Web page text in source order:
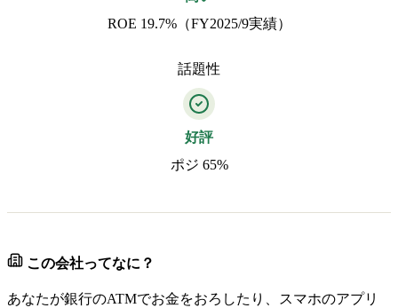
ROE 19.7%（FY2025/9実績）
話題性
好評
ポジ 65%
この会社ってなに？
あなたが銀行のATMでお金をおろしたり、スマホのアプリ